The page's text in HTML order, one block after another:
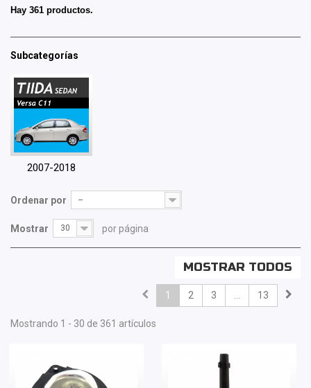
Hay 361 productos.
Subcategorías
2007-2018
Ordenar por --
Mostrar 30 por página
MOSTRAR TODOS
1 2 3 ... 13
Mostrando 1 - 30 de 361 artículos